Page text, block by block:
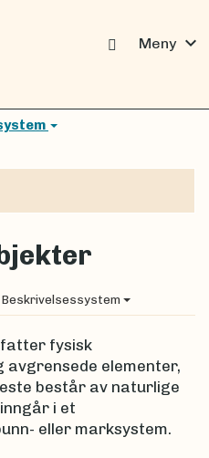
Meny expand_more
Beskrivelsessystem
fysisk
elementer,
består av naturlige
i et
eller marksystem.